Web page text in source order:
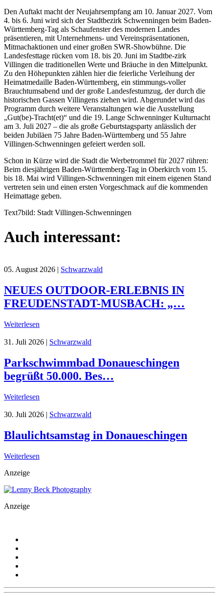
Den Auftakt macht der Neujahrsempfang am 10. Januar 2027. Vom
4. bis 6. Juni wird sich der Stadtbezirk Schwenningen beim Baden-
Württemberg-Tag als Schaufenster des modernen Landes
präsentieren, mit Unternehmens- und Vereinspräsentationen,
Mitmachaktionen und einer großen SWR-Showbühne. Die
Landesfesttage rücken vom 18. bis 20. Juni im Stadtbe-zirk
Villingen die traditionellen Werte und Bräuche in den Mittelpunkt.
Zu den Höhepunkten zählen hier die feierliche Verleihung der
Heimatmedaille Baden-Württemberg, ein stimmungs-voller
Brauchtumsabend und der große Landesfestumzug, der durch die
historischen Gassen Villingens ziehen wird. Abgerundet wird das
Programm durch weitere Veranstaltungen wie die Ausstellung
„Gut(be)-Tracht(et)“ und die 19. Lange Schwenninger Kulturnacht
am 3. Juli 2027 – die als große Geburtstagsparty anlässlich der
beiden Jubiläen 75 Jahre Baden-Württemberg und 55 Jahre
Villingen-Schwenningen gefeiert werden soll.
Schon in Kürze wird die Stadt die Werbetrommel für 2027 rühren:
Beim diesjährigen Baden-Württemberg-Tag in Oberkirch vom 15.
bis 18. Mai wird Villingen-Schwenningen mit einem eigenen Stand
vertreten sein und einen ersten Vorgeschmack auf die kommenden
Heimattage geben.
Text7bild: Stadt Villingen-Schwenningen
Auch interessant:
05. August 2026 | Schwarzwald
NEUES OUTDOOR-ERLEBNIS IN
FREUDENSTADT-MUSBACH: „…
Weiterlesen
31. Juli 2026 | Schwarzwald
Parkschwimmbad Donaueschingen
begrüßt 50.000. Bes…
Weiterlesen
30. Juli 2026 | Schwarzwald
Blaulichtsamstag in Donaueschingen
Weiterlesen
Anzeige
Anzeige